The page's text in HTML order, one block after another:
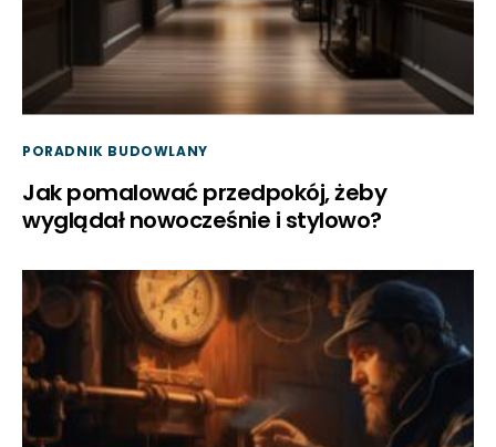
PORADNIK BUDOWLANY
Jak pomalować przedpokój, żeby
wyglądał nowocześnie i stylowo?